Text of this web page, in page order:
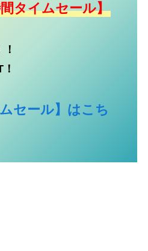
タイムセール】
セール】はこち